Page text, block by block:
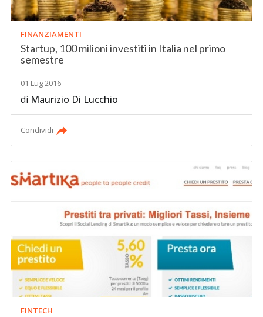
FINANZIAMENTI
Startup, 100 milioni investiti in Italia nel primo
semestre
01 Lug 2016
di Maurizio Di Lucchio
Condividi
FINTECH